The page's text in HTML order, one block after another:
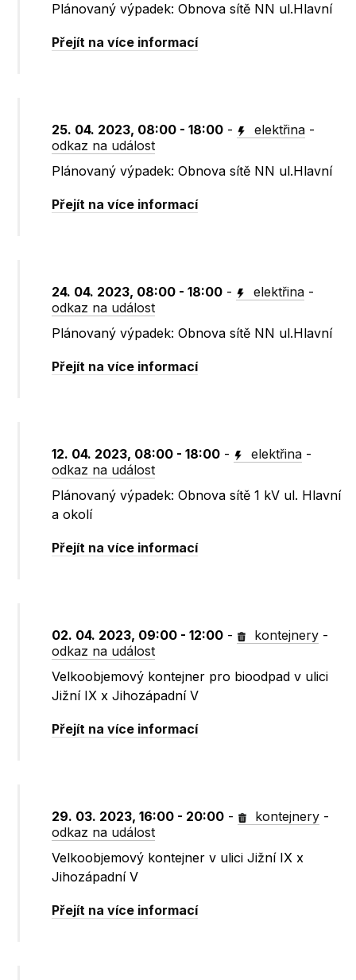
Plánovaný výpadek: Obnova sítě NN ul.Hlavní
Přejít na více informací
25. 04. 2023, 08:00 - 18:00 - elektřina -
odkaz na událost
Plánovaný výpadek: Obnova sítě NN ul.Hlavní
Přejít na více informací
24. 04. 2023, 08:00 - 18:00 - elektřina -
odkaz na událost
Plánovaný výpadek: Obnova sítě NN ul.Hlavní
Přejít na více informací
12. 04. 2023, 08:00 - 18:00 - elektřina -
odkaz na událost
Plánovaný výpadek: Obnova sítě 1 kV ul. Hlavní
a okolí
Přejít na více informací
02. 04. 2023, 09:00 - 12:00 - kontejnery -
odkaz na událost
Velkoobjemový kontejner pro bioodpad v ulici
Jižní IX x Jihozápadní V
Přejít na více informací
29. 03. 2023, 16:00 - 20:00 - kontejnery -
odkaz na událost
Velkoobjemový kontejner v ulici Jižní IX x
Jihozápadní V
Přejít na více informací